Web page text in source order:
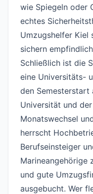
wie Spiegeln oder
echtes
Umzugshelfer Kiel
sichern
Schließlich ist die
eine Universitäts-
den
Universität und
Monatswechsel
herrscht
Berufseinsteiger
Marineangehörige
und gute
ausgebucht. Wer